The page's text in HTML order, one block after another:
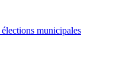
municipales